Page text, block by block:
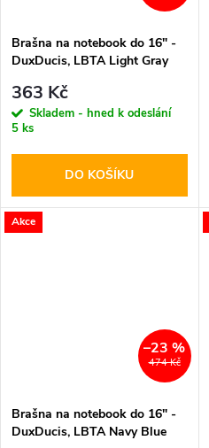
Brašna na notebook do 16" -
DuxDucis, LBTA Light Gray
363 Kč
Skladem - hned k odeslání
5 ks
DO KOŠÍKU
Akce
474 Kč
–23 %
Brašna na notebook do 16" -
DuxDucis, LBTA Navy Blue